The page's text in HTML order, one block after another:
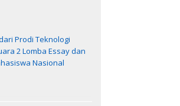
Prodi Teknologi
2 Lomba Essay dan
Nasional